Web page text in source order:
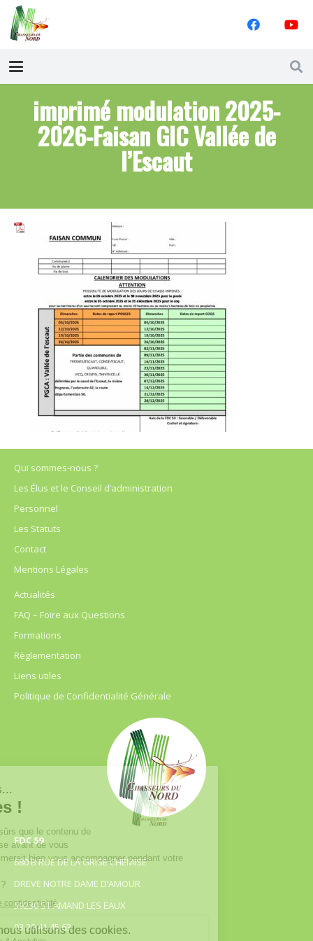
imprimé modulation 2025-
2026-Faisan GIC Vallée de
l’Escaut
Qui sommes-nous ?
Les Élus et le Conseil d’administration
Personnel
Les Statuts
Contact
Mentions Légales
Actualités
FAQ – Foire aux Questions
Formations
Règlementation
Liens utiles
Politique de Confidentialité Générale
FDC 59
680 B RUE DE LA GRISE CHEMISE
DREVE NOTRE DAME D’AMOUR
59230 ST AMAND LES EAUX
03.20.41.45.63